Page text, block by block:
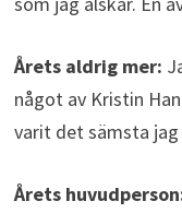
Årets aldrig mer:
något av Kristin
varit det sämsta jag
Årets